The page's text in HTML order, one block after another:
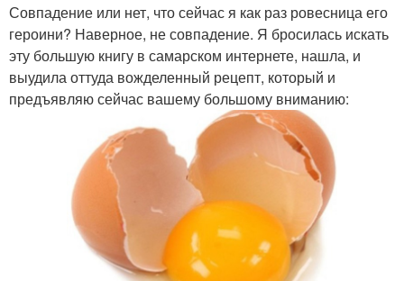
Совпадение или нет, что сейчас я как раз ровесница его
героини? Наверное, не совпадение. Я бросилась искать
эту большую книгу в самарском интернете, нашла, и
выудила оттуда вожделенный рецепт, который и
предъявляю сейчас вашему большому вниманию: